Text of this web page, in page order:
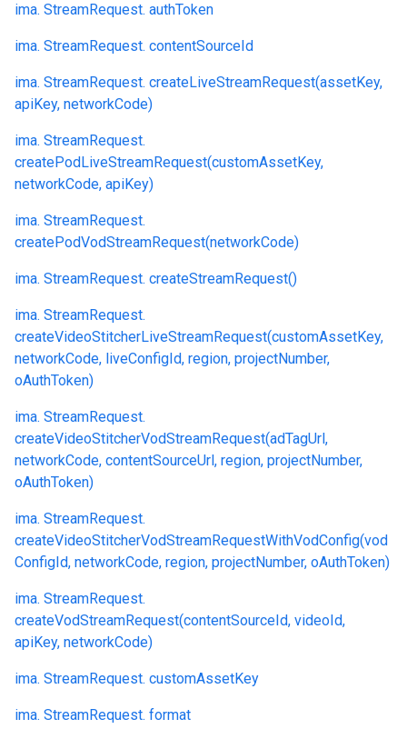
ima. StreamRequest. authToken
ima. StreamRequest. contentSourceId
ima. StreamRequest. createLiveStreamRequest(assetKey,
apiKey, networkCode)
ima. StreamRequest.
createPodLiveStreamRequest(customAssetKey,
networkCode, apiKey)
ima. StreamRequest.
createPodVodStreamRequest(networkCode)
ima. StreamRequest. createStreamRequest()
ima. StreamRequest.
createVideoStitcherLiveStreamRequest(customAssetKey,
networkCode, liveConfigId, region, projectNumber,
oAuthToken)
ima. StreamRequest.
createVideoStitcherVodStreamRequest(adTagUrl,
networkCode, contentSourceUrl, region, projectNumber,
oAuthToken)
ima. StreamRequest.
createVideoStitcherVodStreamRequestWithVodConfig(vod
ConfigId, networkCode, region, projectNumber, oAuthToken)
ima. StreamRequest.
createVodStreamRequest(contentSourceId, videoId,
apiKey, networkCode)
ima. StreamRequest. customAssetKey
ima. StreamRequest. format